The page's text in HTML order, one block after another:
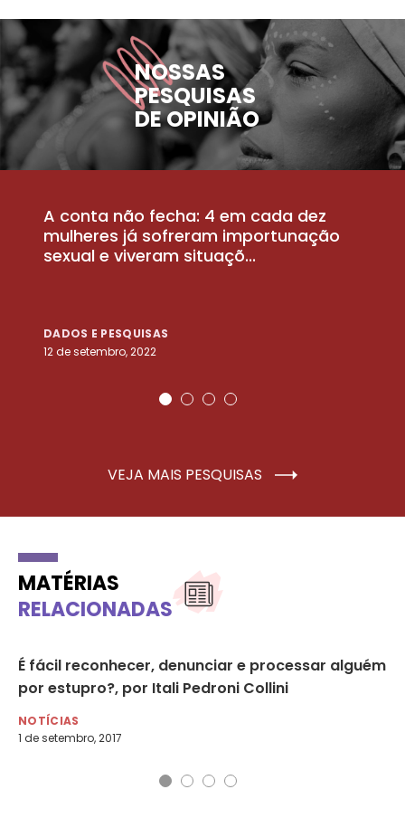
NOSSAS
PESQUISAS
DE OPINIÃO
A conta não fecha: 4 em cada dez
mulheres já sofreram importunação
sexual e viveram situaçõ...
DADOS E PESQUISAS
12 de setembro, 2022
VEJA MAIS PESQUISAS
MATÉRIAS
RELACIONADAS
É fácil reconhecer, denunciar e processar alguém
por estupro?, por Itali Pedroni Collini
NOTÍCIAS
1 de setembro, 2017